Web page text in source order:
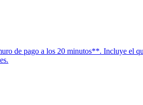
de pago a los 20 minutos**. Incluye el